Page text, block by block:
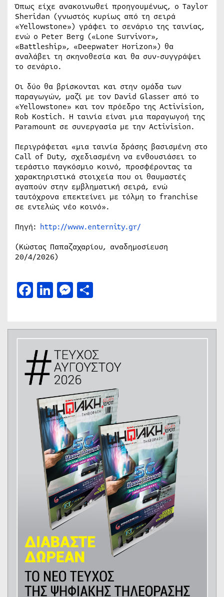
Όπως είχε ανακοινωθεί προηγουμένως, ο Taylor
Sheridan (γνωστός κυρίως από τη σειρά
«Yellowstone») γράφει το σενάριο της ταινίας,
ενώ ο Peter Berg («Lone Survivor»,
«Battleship», «Deepwater Horizon») θα
αναλάβει τη σκηνοθεσία και θα συν-συγγράψει
το σενάριο.
Οι δύο θα βρίσκονται και στην ομάδα των
παραγωγών, μαζί με τον David Glasser από το
«Yellowstone» και τον πρόεδρο της Activision,
Rob Kostich. Η ταινία είναι μια παραγωγοή της
Paramount σε συνεργασία με την Activision.
Περιγράφεται «μια ταινία δράσης βασισμένη στο
Call of Duty, σχεδιασμένη να ενθουσιάσει το
τεράστιο παγκόσμιο κοινό, προσφέροντας τα
χαρακτηριστικά στοιχεία που οι θαυμαστές
αγαπούν στην εμβληματική σειρά, ενώ
ταυτόχρονα επεκτείνει με τόλμη το franchise
σε εντελώς νέο κοινό».
Πηγή: http://www.enternity.gr/
(Κώστας Παπαζαχαρίου, αναδημοσίευση
20/4/2026)
Facebook
LinkedIn
Messenger